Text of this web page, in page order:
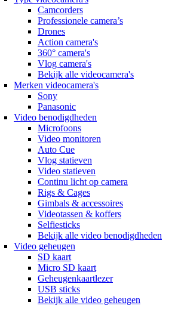
Camcorders
Professionele camera’s
Drones
Action camera's
360° camera's
Vlog camera's
Bekijk alle videocamera's
Merken videocamera's
Sony
Panasonic
Video benodigdheden
Microfoons
Video monitoren
Auto Cue
Vlog statieven
Video statieven
Continu licht op camera
Rigs & Cages
Gimbals & accessoires
Videotassen & koffers
Selfiesticks
Bekijk alle video benodigdheden
Video geheugen
SD kaart
Micro SD kaart
Geheugenkaartlezer
USB sticks
Bekijk alle video geheugen